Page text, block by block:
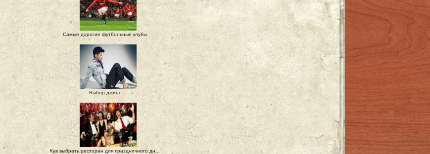
Самые дорогие футбольные клубы
Выбор джинс
Как выбрать ресторан для праздничного дн...